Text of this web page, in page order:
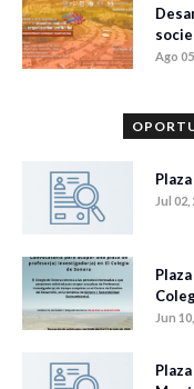
Ago
Jul 02,
Jun